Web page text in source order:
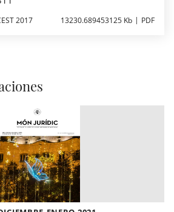
2017 13230.689453125 Kb PDF